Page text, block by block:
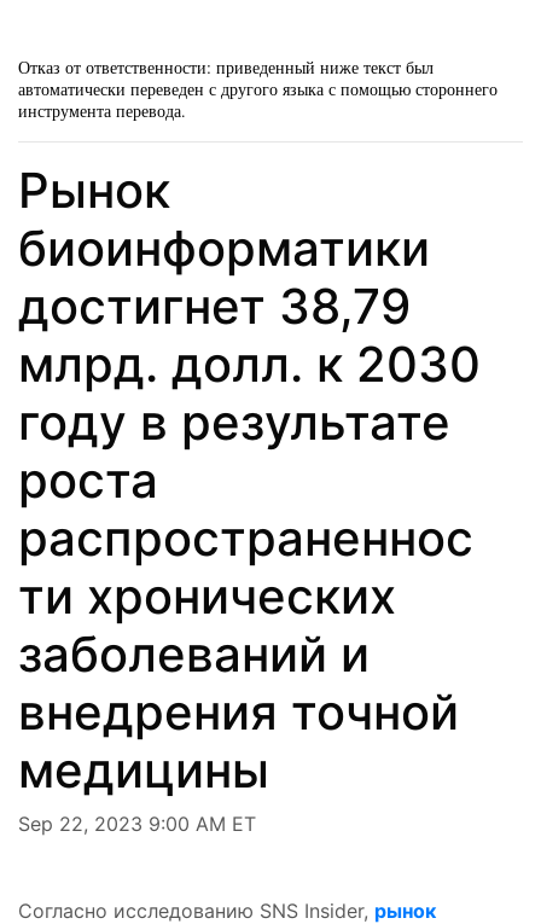
Отказ от ответственности: приведенный ниже текст был
автоматически переведен с другого языка с помощью стороннего
инструмента перевода.
Рынок
биоинформатики
достигнет 38,79
млрд. долл. к 2030
году в результате
роста
распространеннос
ти хронических
заболеваний и
внедрения точной
медицины
Sep 22, 2023 9:00 AM ET
Согласно исследованию SNS Insider, рынок